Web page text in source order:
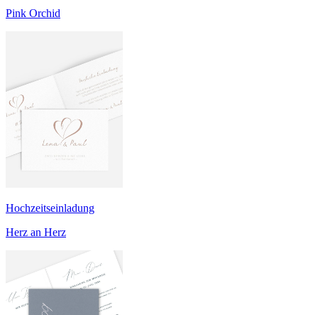
Pink Orchid
Hochzeitseinladung
Herz an Herz